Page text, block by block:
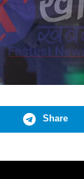
Share